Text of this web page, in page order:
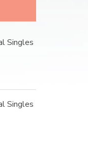
Singles
Singles